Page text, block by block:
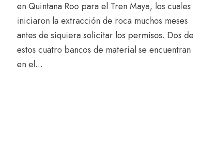
en Quintana Roo para el Tren Maya, los cuales
iniciaron la extracción de roca muchos meses
antes de siquiera solicitar los permisos. Dos de
estos cuatro bancos de material se encuentran
en el...